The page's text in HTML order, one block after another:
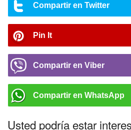
Compartir en Twitter
Pin It
Compartir en Viber
Compartir en WhatsApp
Usted podría estar